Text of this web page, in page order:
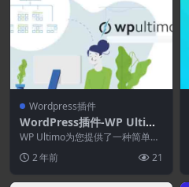
Wordpress插件
WordPress插件-WP Ultim
o 2.3.2
WP Ultimo为您提供了一种简单的
置。 WP ...
2 年前 21